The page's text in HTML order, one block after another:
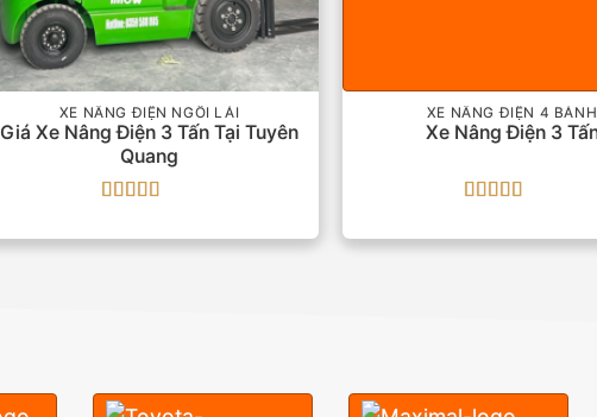
XE NÂNG ĐIỆN NGỒI LÁI
Giá Xe Nâng Điện 3 Tấn Tại Tuyên
Quang
hạng55 sao
XE NÂNG ĐIỆN 4 BÁNH
Xe Nâng Điện 3
hạng55 sao